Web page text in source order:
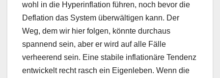
wohl in die Hyperinflation führen, noch bevor die
Deflation das System überwältigen kann. Der
Weg, dem wir hier folgen, könnte durchaus
spannend sein, aber er wird auf alle Fälle
verheerend sein. Eine stabile inflationäre Tendenz
entwickelt recht rasch ein Eigenleben. Wenn die